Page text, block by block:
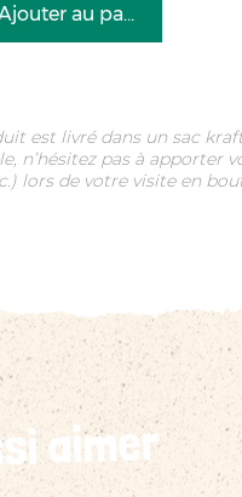
au panier
est livré dans un sac
n’hésitez pas à apporter
lors de votre visite en
aimer